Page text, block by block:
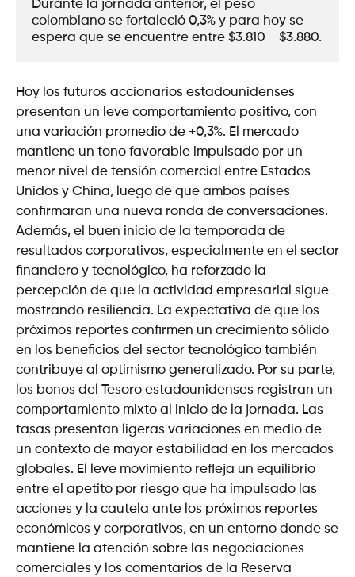
Durante la jornada anterior, el peso
colombiano se fortaleció 0,3% y para hoy se
Hoy los futuros accionarios estadounidenses
presentan un leve comportamiento positivo, con
una variación promedio de +0,3%. El mercado
mantiene un tono favorable impulsado por un
menor nivel de tensión comercial entre Estados
Unidos y China, luego de que ambos países
confirmaran una nueva ronda de conversaciones.
Además, el buen inicio de la temporada de
resultados corporativos, especialmente en el sector
financiero y tecnológico, ha reforzado la
percepción de que la actividad empresarial sigue
mostrando resiliencia. La expectativa de que los
próximos reportes confirmen un crecimiento sólido
en los beneficios del sector tecnológico también
contribuye al optimismo generalizado. Por su parte,
los bonos del Tesoro estadounidenses registran un
comportamiento mixto al inicio de la jornada. Las
tasas presentan ligeras variaciones en medio de
un contexto de mayor estabilidad en los mercados
globales. El leve movimiento refleja un equilibrio
entre el apetito por riesgo que ha impulsado las
acciones y la cautela ante los próximos reportes
económicos y corporativos, en un entorno donde se
mantiene la atención sobre las negociaciones
comerciales y los comentarios de la Reserva